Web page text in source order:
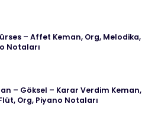
– Affet Keman, Org, Melodika,
Notaları
– Göksel – Karar Verdim Keman,
Org, Piyano Notaları